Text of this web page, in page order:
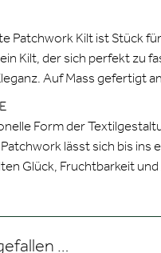
Patchwork Kilt ist Stück
Kilt, der sich perfekt zu
Auf Mass gefertigt
Form der
lässt sich bis
Glück, Fruchtbarkeit und
…